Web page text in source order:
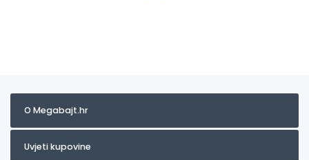
O Megabajt.hr
Uvjeti kupovine